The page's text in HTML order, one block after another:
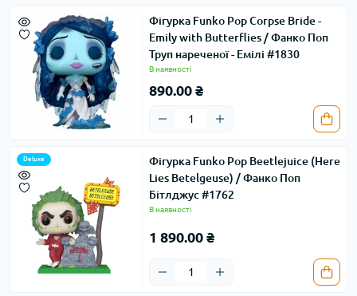
Фігурка Funko Pop Corpse Bride -
Emily with Butterflies / Фанко Поп
Труп нареченої - Емілі #1830
В наявності
890.00 ₴
Deluxe
Фігурка Funko Pop Beetlejuice (Here
Lies Betelgeuse) / Фанко Поп
Бітлджус #1762
В наявності
1 890.00 ₴